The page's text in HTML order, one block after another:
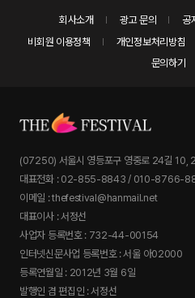
회사소개 광고 문의 공
비회원 이용정책
개인정보처리방침
문의하기
(07250) 서울시 영등포구 영중로 24길 10,
대표전화 : 02-855-8843 / 010-8766-
이메일 : thefestival@hanmail.net
대표이사 : 서정선
사업자 등록번호 : 732-44-00154
인터넷신문사업 등록번호 : 서울 아02000
등록연월일 : 2012년 3월 6일
발행인 겸 편집인 : 서정선